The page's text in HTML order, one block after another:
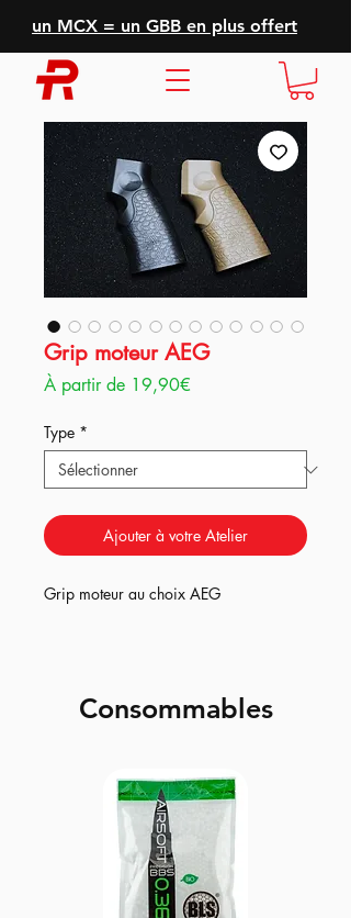
un MCX = un GBB en plus offert
Grip moteur AEG
À partir de 19,90€Prix
Type *
Ajouter à votre Atelier
Grip moteur au choix AEG
Consommables